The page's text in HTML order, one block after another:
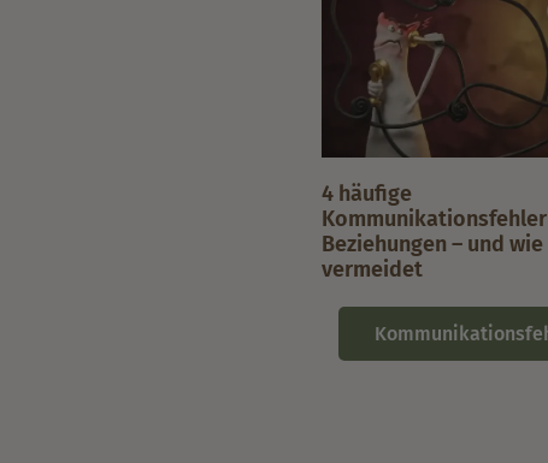
4 häufige
Beziehungen – und
vermeidet